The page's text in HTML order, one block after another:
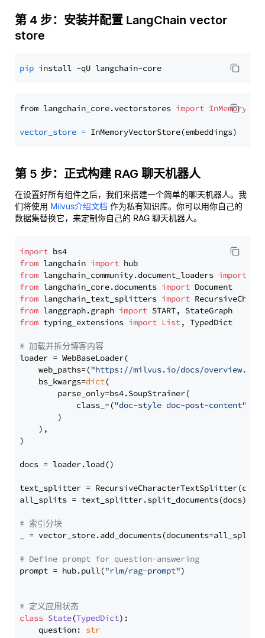
第 4 步：安装并配置 LangChain vector
store
pip
from langchain_core.vectorstores import
vector_store =
第 5 步：正式构建 RAG 聊天机器人
在设置好所有组件之后，我们来搭建一个简单的聊天机器人。我
们将使用 Milvus介绍文档 作为私有知识库。你可以用你自己的
数据集替换它，来定制你自己的 RAG 聊天机器人。
import
from langchain import
from langchain_community.document_loaders import
from langchain_core.documents import
from langchain_text_splitters import
from langgraph.graph import
from typing_extensions import List, TypedDict
# 加载并拆分博客内容
loader = WebBaseLoader(
    web_paths=(
"https://milvus.io/docs/overview.md"
    bs_kwargs=
dict(
        parse_only=bs4.SoupStrainer(
            class_=(
"doc-style doc-post-content"
        )
    ),
)
docs = loader.load()
text_splitter =
all_splits = text_splitter.split_documents(docs)
# 索引分块
_ = vector_store.add_documents(documents=all_splits)
# Define prompt for question-answering
prompt = hub.pull("rlm/rag-prompt")
# 定义应用状态
class State(TypedDict):
    question:
str